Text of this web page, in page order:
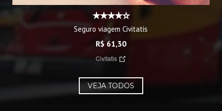
Seguro viagem Civitatis
R$ 61,30
Civitatis
VEJA TODOS